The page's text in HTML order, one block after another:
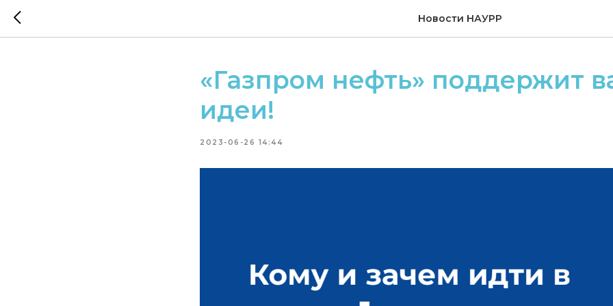
Новости НАУРР
«Газпром нефть» поддержит
идеи!
2023-06-26 14:44